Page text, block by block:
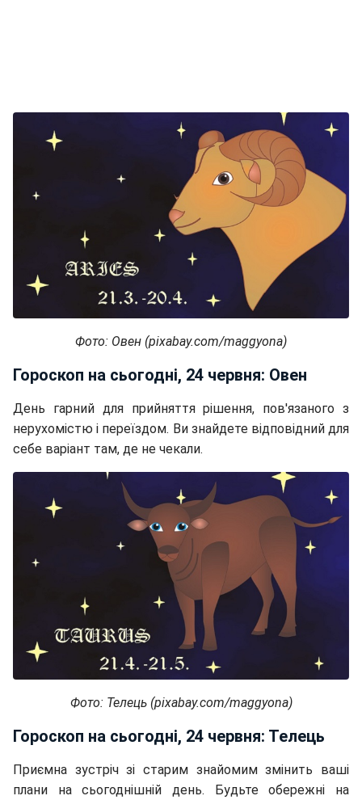
Фото: Овен (pixabay.com/maggyona)
Гороскоп на сьогодні, 24 червня: Овен
День гарний для прийняття рішення, пов'язаного з
нерухомістю і переїздом. Ви знайдете відповідний для
себе варіант там, де не чекали.
Фото: Телець (pixabay.com/maggyona)
Гороскоп на сьогодні, 24 червня: Телець
Приємна зустріч зі старим знайомим змінить ваші
плани на сьогоднішній день. Будьте обережні на